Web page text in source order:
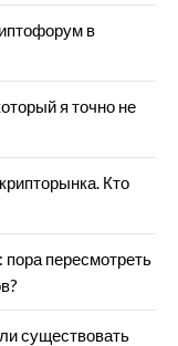
в
я точно не
Кто
пересмотреть
существовать